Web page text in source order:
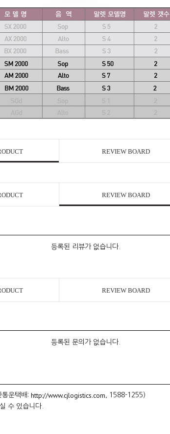
REVIEW BOARD
REVIEW BOARD
등록된 리뷰가 없습니다.
REVIEW BOARD
등록된 문의가 없습니다.
통운택배: http://www.cjlogistics.com , 1588-1255)
수 있습니다.